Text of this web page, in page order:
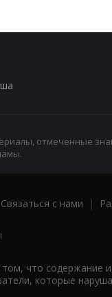
отмеченные
Связаться с нами |
что содержание
которые